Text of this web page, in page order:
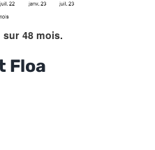
48 mois.
Floa